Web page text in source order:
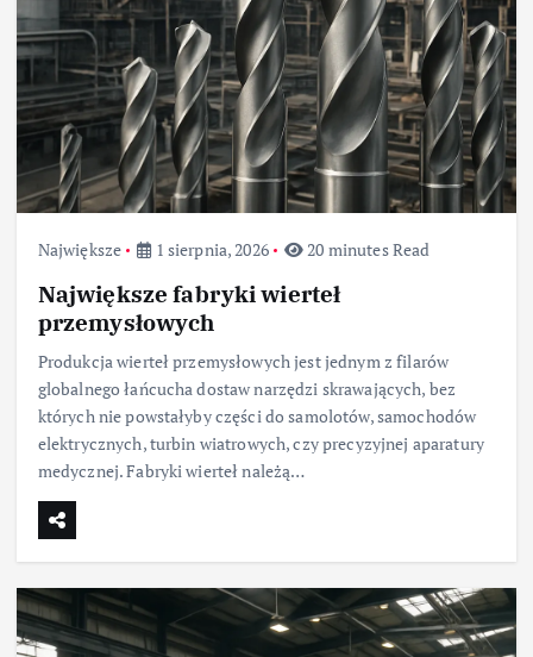
Największe 1 sierpnia, 2026 20 minutes Read
Największe fabryki wierteł
przemysłowych
Produkcja wierteł przemysłowych jest jednym z filarów
globalnego łańcucha dostaw narzędzi skrawających, bez
których nie powstałyby części do samolotów, samochodów
elektrycznych, turbin wiatrowych, czy precyzyjnej aparatury
medycznej. Fabryki wierteł należą…